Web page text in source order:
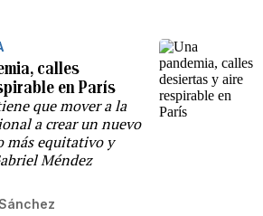
calles
en París
que mover a la
a crear un nuevo
más equitativo y
Méndez